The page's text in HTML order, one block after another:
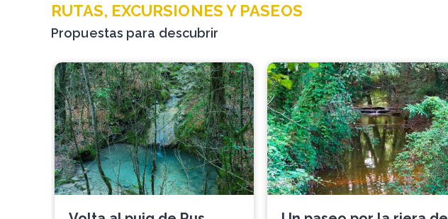
RUTAS, EXCURSIONES Y PASEOS
Propuestas para descubrir